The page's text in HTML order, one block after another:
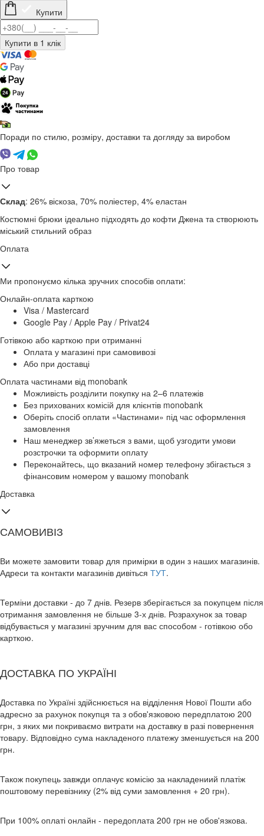
Купити
Поради по стилю, розміру, доставки та догляду за виробом
Про товар
Склад: 26% віскоза, 70% поліестер, 4% еластан
Костюмні брюки ідеально підходять до кофти Джена та створюють
міський стильний образ
Оплата
Ми пропонуємо кілька зручних способів оплати:
Онлайн-оплата карткою
Visa / Mastercard
Google Pay / Apple Pay / Privat24
Готівкою або карткою при отриманні
Оплата у магазині при самовивозі
Або при доставці
Оплата частинами від monobank
Можливість розділити покупку на 2–6 платежів
Без прихованих комісій для клієнтів monobank
Оберіть спосіб оплати «Частинами» під час оформлення
замовлення
Наш менеджер зв’яжеться з вами, щоб узгодити умови
розстрочки та оформити оплату
Переконайтесь, що вказаний номер телефону збігається з
фінансовим номером у вашому monobank
Доставка
САМОВИВІЗ
Ви можете замовити товар для примірки в один з наших магазинів.
Адреси та контакти магазинів дивіться ТУТ.
Терміни доставки - до 7 днів. Резерв зберігається за покупцем після
отримання замовлення не більше 3-х днів. Розрахунок за товар
відбувається у магазині зручним для вас способом - готівкою обо
карткою.
ДОСТАВКА ПО УКРАЇНІ
Доставка по Україні здійснюється на відділення Нової Пошти або
адресно за рахунок покупця та з обов'язковою передплатою 200
грн, з яких ми покриваємо витрати на доставку в разі повернення
товару. Відповідно сума накладеного платежу зменшується на 200
грн.
Також покупець завжди оплачує комісію за накладениий платіж
поштовому перевізнику (2% від суми замовлення + 20 грн).
При 100% оплаті онлайн - передоплата 200 грн не обов'язкова.